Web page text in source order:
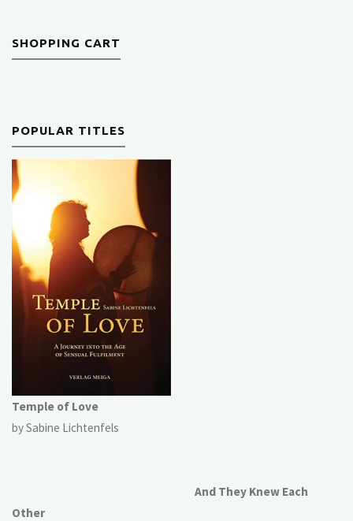
SHOPPING CART
POPULAR TITLES
Temple of Love
by Sabine Lichtenfels
And They Knew Each
Other